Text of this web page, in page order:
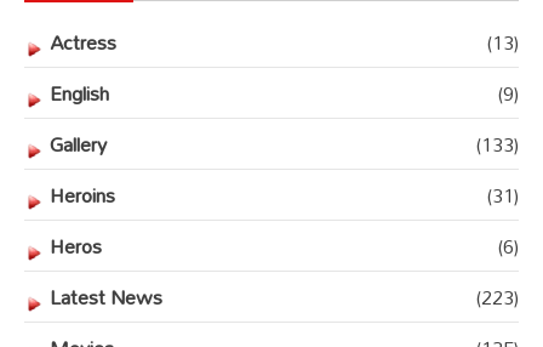
Actress
(13)
English
(9)
Gallery
(133)
Heroins
(31)
Heros
(6)
Latest News
(223)